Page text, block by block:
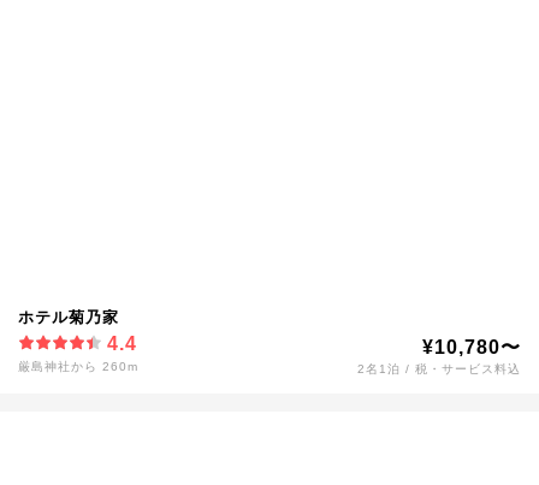
ホテル菊乃家
4.4
厳島神社から 260m
¥10,780〜
2名1泊 / 税・サービス料込